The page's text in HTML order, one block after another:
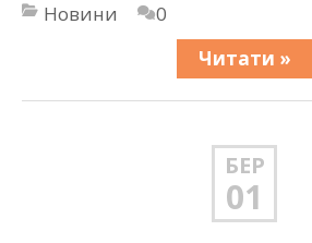
Новини
0
Читати »
БЕР
01